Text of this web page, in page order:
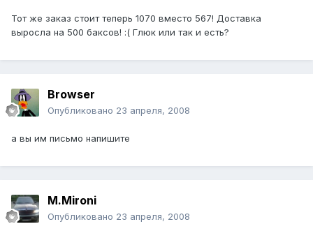
Тот же заказ стоит теперь 1070 вместо 567! Доставка
выросла на 500 баксов! :( Глюк или так и есть?
Browser
Опубликовано 23 апреля, 2008
а вы им письмо напишите
M.Mironi
Опубликовано 23 апреля, 2008